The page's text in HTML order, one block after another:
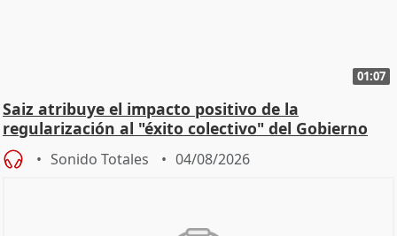
01:07
Saiz atribuye el impacto positivo de la
regularización al "éxito colectivo" del Gobierno
Sonido Totales 04/08/2026